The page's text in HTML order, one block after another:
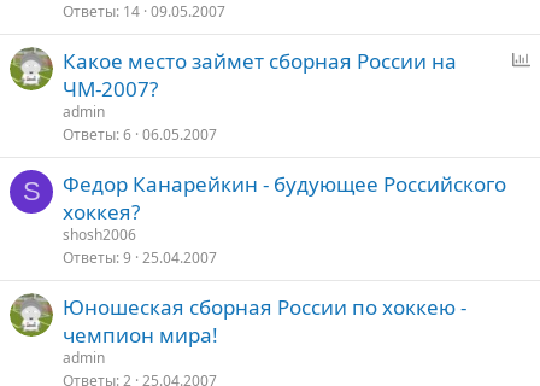
Ответы 14 09.05.2007
с
Какое место займет сборная России на
ЧМ-2007?
admin
Ответы 6 06.05.2007
S
Федор Канарейкин - будующее Российского
хоккея?
shosh2006
Ответы 9 25.04.2007
Юношеская сборная России по хоккею -
чемпион мира!
admin
Ответы 2 25.04.2007